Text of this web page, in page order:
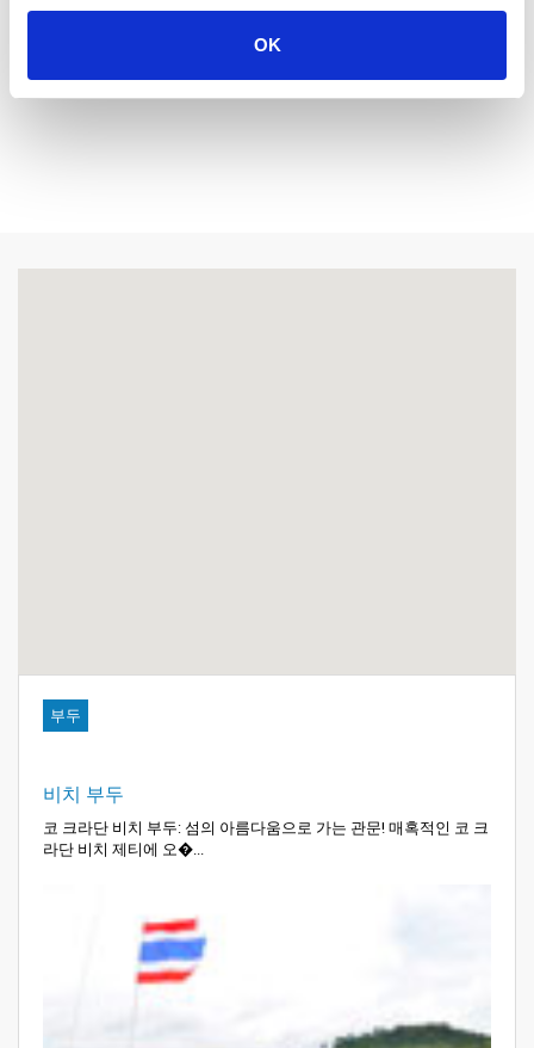
OK
부두
비치 부두
코 크라단 비치 부두: 섬의 아름다움으로 가는 관문! 매혹적인 코 크
라단 비치 제티에 오�...